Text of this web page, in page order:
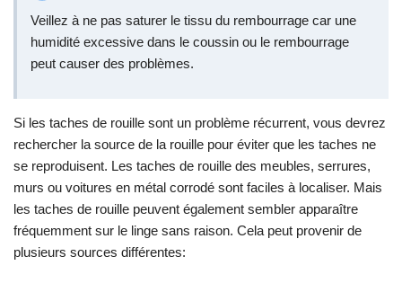
Veillez à ne pas saturer le tissu du rembourrage car une
humidité excessive dans le coussin ou le rembourrage
peut causer des problèmes.
Si les taches de rouille sont un problème récurrent, vous devrez
rechercher la source de la rouille pour éviter que les taches ne
se reproduisent. Les taches de rouille des meubles, serrures,
murs ou voitures en métal corrodé sont faciles à localiser. Mais
les taches de rouille peuvent également sembler apparaître
fréquemment sur le linge sans raison. Cela peut provenir de
plusieurs sources différentes: